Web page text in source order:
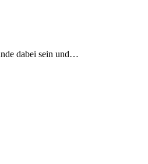
dabei sein und…